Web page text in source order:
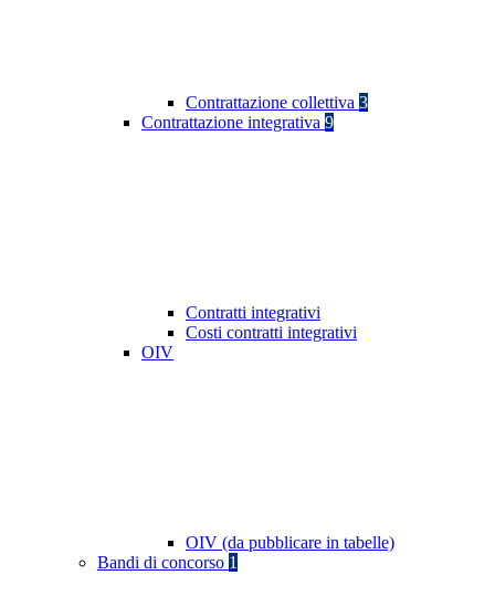
Contrattazione collettiva 3
Contrattazione integrativa 9
Contratti integrativi
Costi contratti integrativi
OIV
OIV (da pubblicare in tabelle)
Bandi di concorso 1